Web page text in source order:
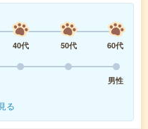
40代 50代
60代
男性
る